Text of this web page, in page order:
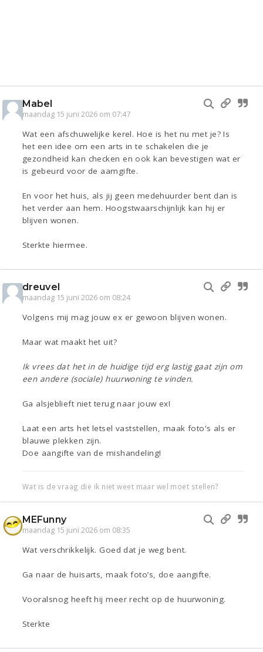
Mabel
maandag 15 juni 2026 om 07:47
Wat een afschuwelijke kerel. Hoe is het nu met je? Is
het een idee om een arts in te schakelen die je
gezondheid kan checken en ook kan bevestigen wat er
is gebeurd voor de aamgifte.
En voor het huis, als jij geen medehuurder bent dan is
het verder aan hem. Hoogstwaarschijnlijk kan hij er
blijven wonen.
Sterkte hiermee.
dreuvel
maandag 15 juni 2026 om 08:24
Volgens mij mag jouw ex er gewoon blijven wonen.
Maar wat maakt het uit?
Ik vrees dat het in de huidige tijd erg lastig gaat zijn om
een andere (sociale) huurwoning te vinden.
Ga alsjeblieft niet terug naar jouw ex!
Laat een arts het letsel vaststellen, maak foto's als er
blauwe plekken zijn.
Doe aangifte van de mishandeling!
Wat is de vraag die ik niet weet maar wel moet stellen?
MEFunny
maandag 15 juni 2026 om 08:35
Wat verschrikkelijk. Goed dat je weg bent.
Ga naar de huisarts, maak foto’s, doe aangifte.
Vooralsnog heeft hij meer recht op de huurwoning.
Sterkte